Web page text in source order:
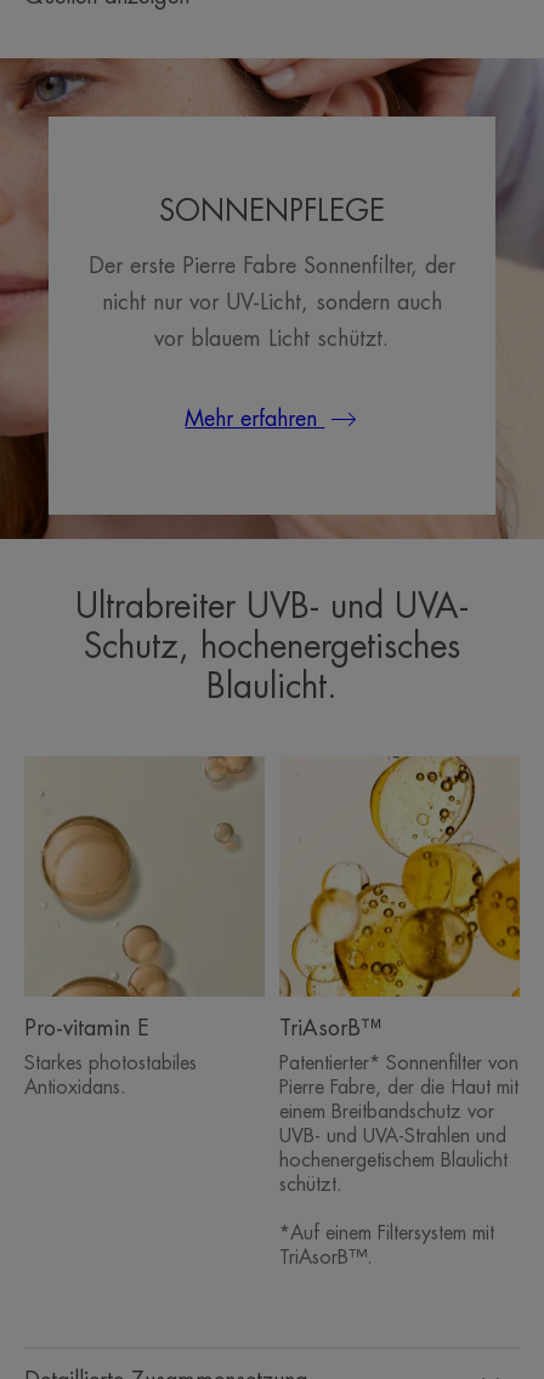
leichte Formulierung für die ganze Familie.
gegen die vor den schädlichen Auswirkungen der
• Für die ganze Familie geeignet: Geeignet für
Erwachsene, Kinder und Babys.
• Praktisch: Kann überall hin mitgenommen und an
die intensivsten Bedingungen angepasst werden.
dermatologischer und pädiatrischer Kontrolle
getestet.
Quantifikation der Oxidation der DNA.
SONNENPFLEGE
Der erste Pierre Fabre Sonnenfilter, der
nicht nur vor UV-Licht, sondern auch
vor blauem Licht schützt.
Mehr erfahren
Ultrabreiter UVB- und UVA-
Schutz, hochenergetisches
Blaulicht.
Pro-vitamin E
Starkes photostabiles
Antioxidans.
TriAsorB™
Patentierter* Sonnenfilter von
Pierre Fabre, der die Haut mit
einem Breitbandschutz vor
UVB- und UVA-Strahlen und
hochenergetischem Blaulicht
schützt.
*Auf einem Filtersystem mit
TriAsorB™.